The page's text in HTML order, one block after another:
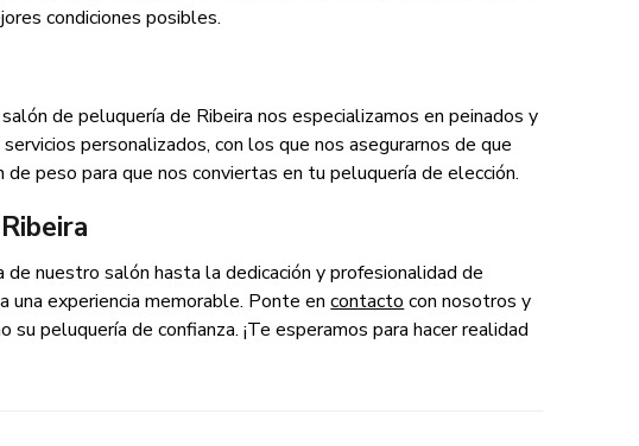
condiciones posibles.
de peluquería de Ribeira nos especializamos en peinados y
personalizados, con los que nos asegurarnos de que
peso para que nos conviertas en tu peluquería de elección.
nuestro salón hasta la dedicación y profesionalidad de
una experiencia memorable. Ponte encontacto con nosotros y
peluquería de confianza. ¡Te esperamos para hacer realidad